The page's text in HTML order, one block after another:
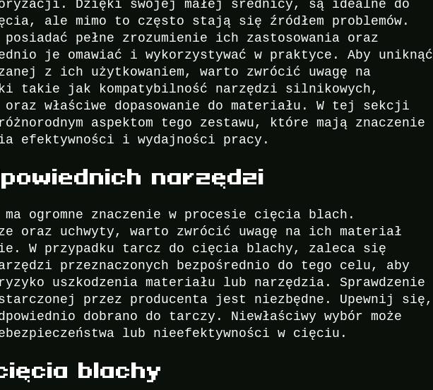
Dzięki swojej małej średnicy, są idealne do
ale mimo to często stają się źródłem problemów.
pełne zrozumienie ich zastosowania oraz
je omawiać i wykorzystywać w praktyce. Aby uniknąć
z ich użytkowaniem, warto zwrócić uwagę na
takie jak kompatybilność narzędzi silnikowych,
właściwe dopasowanie do materiału. W tej sekcji
aspektom tego zestawu, które mają znaczenie
efektywności i wydajności pracy.
narzędzi
ogromne znaczenie w procesie cięcia blach.
oraz uchwyty, warto zwrócić uwagę na ich materiał
W przypadku tarcz do cięcia blachy, zaleca się
przeznaczonych bezpośrednio do tego celu, aby
uszkodzenia materiału lub narzędzia. Sprawdzenie
przez producenta jest niezbędne. Upewnij się,
dobrano do tarczy. Niewłaściwy wybór może
lub nieefektywności w cięciu.
blachy